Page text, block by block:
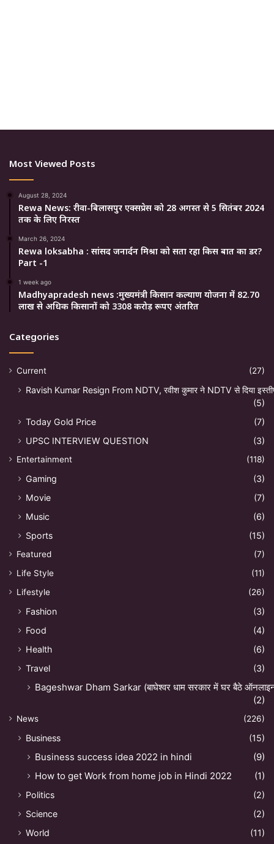
Most Viewed Posts
August 28, 2024
Rewa News: रीवा-बिलासपुर एक्सप्रेस को 28 अगस्त से 5 सितंबर 2024
तक के लिए निरस्त
March 26, 2024
Rewa loksabha : सांसद जनार्दन मिश्रा को सता रहा किस बात का डर?
Part -1
1 week ago
Madhyapradesh news :मुख्यमंत्री किसान कल्याण योजना में 82.70
लाख से अधिक किसानों को 3308 करोड़ रूपए अंतरित
Categories
Current (27)
Ravish Kumar Resign From NDTV, रवीश कुमार ने NDTV से दिया
(5)
Today Gold Price
(7)
UPSC INTERVIEW QUESTION
(3)
Entertainment (118)
Gaming
(3)
Movie
(7)
Music
(6)
Sports
(15)
Featured
(7)
Life Style
(11)
Lifestyle
(26)
Fashion
(3)
Food
(4)
Health
(6)
Travel
(3)
Bageshwar Dham Sarkar (बाघेश्वर धाम सरकार में घर बैठे
(2)
News (226)
Business (15)
Business success idea 2022 in hindi
(9)
How to get Work from home job in Hindi 2022
(1)
Politics
(2)
Science
(2)
World
(11)